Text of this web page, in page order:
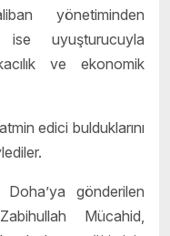
yönetiminden
uyuşturucuyla
ve ekonomik
edici bulduklarını
gönderilen
Mücahid,